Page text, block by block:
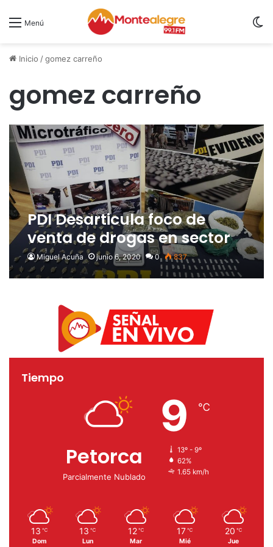
Menú
Inicio /gomez carreño
gomez carreño
PDI Desarticula foco de
venta de drogas en sector
Gómez Carreño de Viña del
Mar
Miguel Acuña junio 6, 2020 0 837
Tiempo
Petorca
Parcialmente Nublado
9 ℃
13º - 9º
62%
1.65 km/h
13 ℃
Dom
13 ℃
Lun
12 ℃
Mar
17 ℃
Mié
20 ℃
Jue